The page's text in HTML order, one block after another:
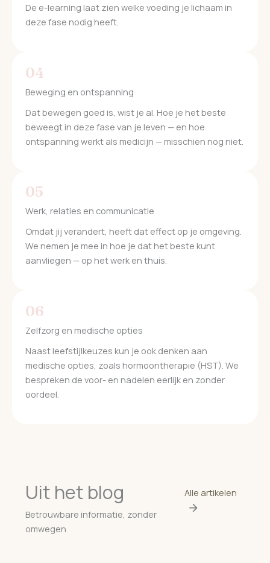
De e-learning laat zien welke voeding je lichaam in
deze fase nodig heeft.
04
Beweging en ontspanning
Dat bewegen goed is, wist je al. Hoe je het beste
beweegt in deze fase van je leven — en hoe
ontspanning werkt als medicijn — misschien nog niet.
05
Werk, relaties en communicatie
Omdat jij verandert, heeft dat effect op je omgeving.
We nemen je mee in hoe je dat het beste kunt
aanvliegen — op het werk en thuis.
06
Zelfzorg en medische opties
Naast leefstijlkeuzes kun je ook denken aan
medische opties, zoals hormoontherapie (HST). We
bespreken de voor- en nadelen eerlijk en zonder
oordeel.
Uit het blog
Betrouwbare informatie, zonder
omwegen
Alle artikelen